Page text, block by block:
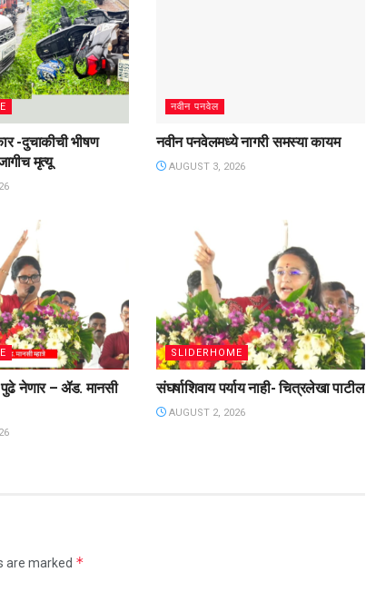
-दुचाकीची भीषण
मृत्यू
नवीन पनवेल
नवीन पनवेलमध्ये नागरी समस्या कायम
AUGUST 3, 2026
नेणार – ॲड. मानसी
SLIDERHOME
संघर्षाशिवाय पर्याय नाही- चित्रलेखा पाटील
AUGUST 2, 2026
are marked *